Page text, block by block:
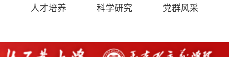
人才培养 科学研究 党群风采